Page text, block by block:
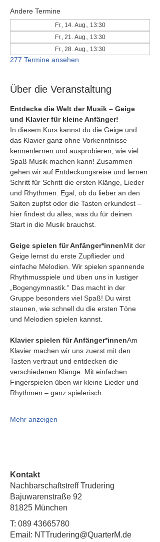
Andere Termine
Fr., 14. Aug., 13:30
Fr., 21. Aug., 13:30
Fr., 28. Aug., 13:30
277 Termine ansehen
Über die Veranstaltung
Entdecke die Welt der Musik – Geige
und Klavier für kleine Anfänger!
In diesem Kurs kannst du die Geige und
das Klavier ganz ohne Vorkenntnisse
kennenlernen und ausprobieren, wie viel
Spaß Musik machen kann! Zusammen
gehen wir auf Entdeckungsreise und lernen
Schritt für Schritt die ersten Klänge, Lieder
und Rhythmen. Egal, ob du lieber an den
Saiten zupfst oder die Tasten erkundest –
hier findest du alles, was du für deinen
Start in die Musik brauchst.
Geige spielen für Anfänger*innenMit der
Geige lernst du erste Zupflieder und
einfache Melodien. Wir spielen spannende
Rhythmusspiele und üben uns in lustiger
„Bogengymnastik.“ Das macht in der
Gruppe besonders viel Spaß! Du wirst
staunen, wie schnell du die ersten Töne
und Melodien spielen kannst.
Klavier spielen für Anfänger*innenAm
Klavier machen wir uns zuerst mit den
Tasten vertraut und entdecken die
verschiedenen Klänge. Mit einfachen
Fingerspielen üben wir kleine Lieder und
Rhythmen – ganz spielerisch…
Mehr anzeigen
Kontakt
Nachbarschaftstreff Trudering
Bajuwarenstraße 92
81825 München
T: 089 43665780
Email: NTTrudering@QuarterM.de